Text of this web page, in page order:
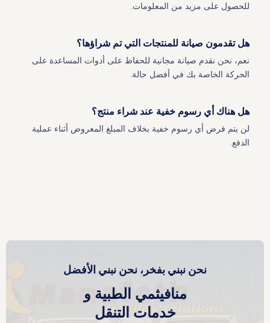
للحصول على مزيد من المعلومات.
هل تقدمون صيانة للمنتجات التي تم شراؤها؟
نعم، نحن نقدم صيانة مجانية للحفاظ على أدوات المساعدة على
الحركة الخاصة بك في أفضل حالة.
هل هناك أي رسوم خفية عند شراء منتج؟
لن يتم فرض أي رسوم خفية بخلاف المبلغ المعروض أثناء عملية
الدفع.
نحن نبني بفخر، نحن نبني الأفضل
منافيثمي الطبية و
خدمات التنقل